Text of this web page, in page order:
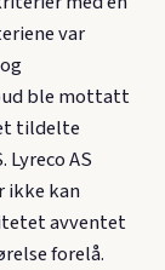
var
ble mottatt
tildelte
AS
ikke kan
avventet
forelå.